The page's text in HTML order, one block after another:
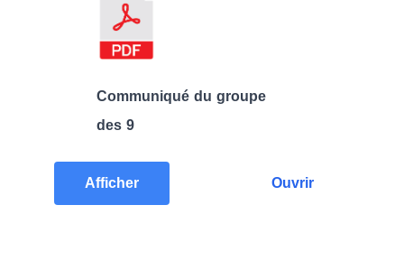
Communiqué du groupe
des 9
Afficher Ouvrir